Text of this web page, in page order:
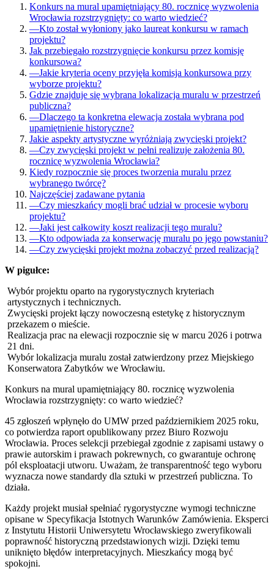
Konkurs na mural upamiętniający 80. rocznicę wyzwolenia
Wrocławia rozstrzygnięty: co warto wiedzieć?
—Kto został wyłoniony jako laureat konkursu w ramach
projektu?
Jak przebiegało rozstrzygnięcie konkursu przez komisję
konkursowa?
—Jakie kryteria oceny przyjęła komisja konkursowa przy
wyborze projektu?
Gdzie znajduje się wybrana lokalizacja muralu w przestrzeń
publiczna?
—Dlaczego ta konkretna elewacja została wybrana pod
upamiętnienie historyczne?
Jakie aspekty artystyczne wyróżniają zwycięski projekt?
—Czy zwycięski projekt w pełni realizuje założenia 80.
rocznicę wyzwolenia Wrocławia?
Kiedy rozpocznie się proces tworzenia muralu przez
wybranego twórcę?
Najczęściej zadawane pytania
—Czy mieszkańcy mogli brać udział w procesie wyboru
projektu?
—Jaki jest całkowity koszt realizacji tego muralu?
—Kto odpowiada za konserwację muralu po jego powstaniu?
—Czy zwycięski projekt można zobaczyć przed realizacją?
W pigułce:
Wybór projektu oparto na rygorystycznych kryteriach
artystycznych i technicznych.
Zwycięski projekt łączy nowoczesną estetykę z historycznym
przekazem o mieście.
Realizacja prac na elewacji rozpocznie się w marcu 2026 i potrwa
21 dni.
Wybór lokalizacja muralu został zatwierdzony przez Miejskiego
Konserwatora Zabytków we Wrocławiu.
Konkurs na mural upamiętniający 80. rocznicę wyzwolenia
Wrocławia rozstrzygnięty: co warto wiedzieć?
45 zgłoszeń wpłynęło do UMW przed październikiem 2025 roku,
co potwierdza raport opublikowany przez Biuro Rozwoju
Wrocławia. Proces selekcji przebiegał zgodnie z zapisami ustawy o
prawie autorskim i prawach pokrewnych, co gwarantuje ochronę
pól eksploatacji utworu. Uważam, że transparentność tego wyboru
wyznacza nowe standardy dla sztuki w przestrzeń publiczna. To
działa.
Każdy projekt musiał spełniać rygorystyczne wymogi techniczne
opisane w Specyfikacja Istotnych Warunków Zamówienia. Eksperci
z Instytutu Historii Uniwersytetu Wrocławskiego zweryfikowali
poprawność historyczną przedstawionych wizji. Dzięki temu
uniknięto błędów interpretacyjnych. Mieszkańcy mogą być
spokojni.